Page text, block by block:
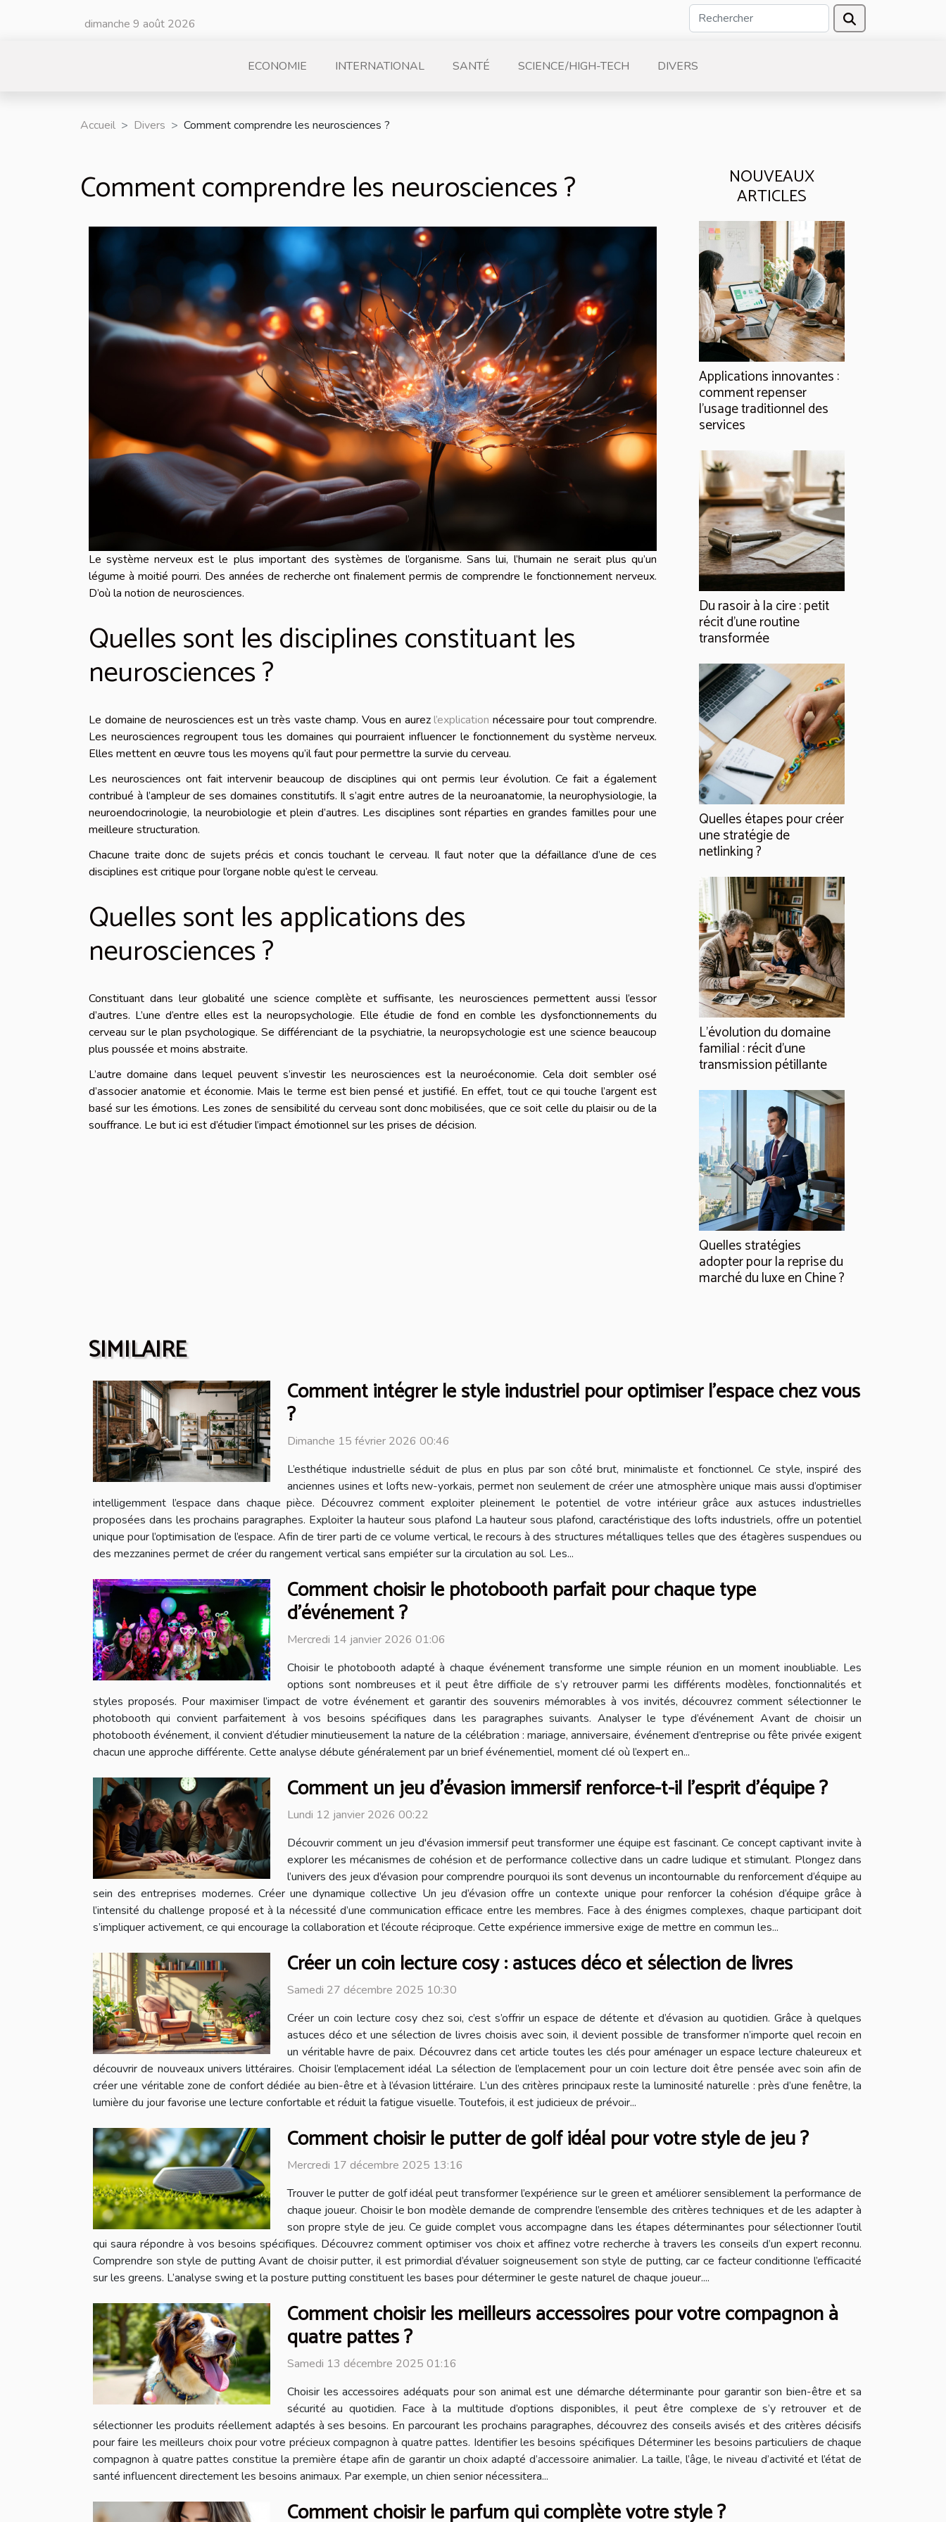
dimanche 9 août 2026
ECONOMIE INTERNATIONAL SANTÉ SCIENCE/HIGH-TECH DIVERS
Accueil Divers Comment comprendre les neurosciences ?
Comment comprendre les neurosciences ?
Le système nerveux est le plus important des systèmes de l’organisme. Sans lui, l’humain ne serait plus qu’un
légume à moitié pourri. Des années de recherche ont finalement permis de comprendre le fonctionnement nerveux.
D’où la notion de neurosciences.
Quelles sont les disciplines constituant les
neurosciences ?
Le domaine de neurosciences est un très vaste champ. Vous en aurezl’explication nécessaire pour tout comprendre.
Les neurosciences regroupent tous les domaines qui pourraient influencer le fonctionnement du système nerveux.
Elles mettent en œuvre tous les moyens qu’il faut pour permettre la survie du cerveau.
Les neurosciences ont fait intervenir beaucoup de disciplines qui ont permis leur évolution. Ce fait a également
contribué à l’ampleur de ses domaines constitutifs. Il s’agit entre autres de la neuroanatomie, la neurophysiologie, la
neuroendocrinologie, la neurobiologie et plein d’autres. Les disciplines sont réparties en grandes familles pour une
meilleure structuration.
Chacune traite donc de sujets précis et concis touchant le cerveau. Il faut noter que la défaillance d’une de ces
disciplines est critique pour l’organe noble qu’est le cerveau.
Quelles sont les applications des
neurosciences ?
Constituant dans leur globalité une science complète et suffisante, les neurosciences permettent aussi l’essor
d’autres. L’une d’entre elles est la neuropsychologie. Elle étudie de fond en comble les dysfonctionnements du
cerveau sur le plan psychologique. Se différenciant de la psychiatrie, la neuropsychologie est une science beaucoup
plus poussée et moins abstraite.
L’autre domaine dans lequel peuvent s’investir les neurosciences est la neuroéconomie. Cela doit sembler osé
d’associer anatomie et économie. Mais le terme est bien pensé et justifié. En effet, tout ce qui touche l’argent est
basé sur les émotions. Les zones de sensibilité du cerveau sont donc mobilisées, que ce soit celle du plaisir ou de la
souffrance. Le but ici est d’étudier l’impact émotionnel sur les prises de décision.
NOUVEAUX
ARTICLES
Applications innovantes :
comment repenser
l’usage traditionnel des
services
Du rasoir à la cire : petit
récit d’une routine
transformée
Quelles étapes pour créer
une stratégie de
netlinking ?
L’évolution du domaine
familial : récit d’une
transmission pétillante
Quelles stratégies
adopter pour la reprise du
marché du luxe en Chine ?
SIMILAIRE
Comment intégrer le style industriel pour optimiser l'espace chez vous
?
Dimanche 15 février 2026 00:46
L’esthétique industrielle séduit de plus en plus par son côté brut, minimaliste et fonctionnel. Ce style, inspiré des
anciennes usines et lofts new-yorkais, permet non seulement de créer une atmosphère unique mais aussi d’optimiser
intelligemment l’espace dans chaque pièce. Découvrez comment exploiter pleinement le potentiel de votre intérieur grâce aux astuces industrielles
proposées dans les prochains paragraphes. Exploiter la hauteur sous plafond La hauteur sous plafond, caractéristique des lofts industriels, offre un potentiel
unique pour l’optimisation de l’espace. Afin de tirer parti de ce volume vertical, le recours à des structures métalliques telles que des étagères suspendues ou
des mezzanines permet de créer du rangement vertical sans empiéter sur la circulation au sol. Les...
Comment choisir le photobooth parfait pour chaque type
d'événement ?
Mercredi 14 janvier 2026 01:06
Choisir le photobooth adapté à chaque événement transforme une simple réunion en un moment inoubliable. Les
options sont nombreuses et il peut être difficile de s’y retrouver parmi les différents modèles, fonctionnalités et
styles proposés. Pour maximiser l’impact de votre événement et garantir des souvenirs mémorables à vos invités, découvrez comment sélectionner le
photobooth qui convient parfaitement à vos besoins spécifiques dans les paragraphes suivants. Analyser le type d’événement Avant de choisir un
photobooth événement, il convient d’étudier minutieusement la nature de la célébration : mariage, anniversaire, événement d’entreprise ou fête privée exigent
chacun une approche différente. Cette analyse débute généralement par un brief événementiel, moment clé où l’expert en...
Comment un jeu d'évasion immersif renforce-t-il l'esprit d'équipe ?
Lundi 12 janvier 2026 00:22
Découvrir comment un jeu d'évasion immersif peut transformer une équipe est fascinant. Ce concept captivant invite à
explorer les mécanismes de cohésion et de performance collective dans un cadre ludique et stimulant. Plongez dans
l’univers des jeux d’évasion pour comprendre pourquoi ils sont devenus un incontournable du renforcement d’équipe au
sein des entreprises modernes. Créer une dynamique collective Un jeu d’évasion offre un contexte unique pour renforcer la cohésion d’équipe grâce à
l’intensité du challenge proposé et à la nécessité d’une communication efficace entre les membres. Face à des énigmes complexes, chaque participant doit
s’impliquer activement, ce qui encourage la collaboration et l’écoute réciproque. Cette expérience immersive exige de mettre en commun les...
Créer un coin lecture cosy : astuces déco et sélection de livres
Samedi 27 décembre 2025 10:30
Créer un coin lecture cosy chez soi, c’est s’offrir un espace de détente et d’évasion au quotidien. Grâce à quelques
astuces déco et une sélection de livres choisis avec soin, il devient possible de transformer n’importe quel recoin en
un véritable havre de paix. Découvrez dans cet article toutes les clés pour aménager un espace lecture chaleureux et
découvrir de nouveaux univers littéraires. Choisir l’emplacement idéal La sélection de l’emplacement pour un coin lecture doit être pensée avec soin afin de
créer une véritable zone de confort dédiée au bien-être et à l’évasion littéraire. L’un des critères principaux reste la luminosité naturelle : près d’une fenêtre, la
lumière du jour favorise une lecture confortable et réduit la fatigue visuelle. Toutefois, il est judicieux de prévoir...
Comment choisir le putter de golf idéal pour votre style de jeu ?
Mercredi 17 décembre 2025 13:16
Trouver le putter de golf idéal peut transformer l’expérience sur le green et améliorer sensiblement la performance de
chaque joueur. Choisir le bon modèle demande de comprendre l’ensemble des critères techniques et de les adapter à
son propre style de jeu. Ce guide complet vous accompagne dans les étapes déterminantes pour sélectionner l’outil
qui saura répondre à vos besoins spécifiques. Découvrez comment optimiser vos choix et affinez votre recherche à travers les conseils d’un expert reconnu.
Comprendre son style de putting Avant de choisir putter, il est primordial d’évaluer soigneusement son style de putting, car ce facteur conditionne l’efficacité
sur les greens. L’analyse swing et la posture putting constituent les bases pour déterminer le geste naturel de chaque joueur....
Comment choisir les meilleurs accessoires pour votre compagnon à
quatre pattes ?
Samedi 13 décembre 2025 01:16
Choisir les accessoires adéquats pour son animal est une démarche déterminante pour garantir son bien-être et sa
sécurité au quotidien. Face à la multitude d’options disponibles, il peut être complexe de s’y retrouver et de
sélectionner les produits réellement adaptés à ses besoins. En parcourant les prochains paragraphes, découvrez des conseils avisés et des critères décisifs
pour faire les meilleurs choix pour votre précieux compagnon à quatre pattes. Identifier les besoins spécifiques Déterminer les besoins particuliers de chaque
compagnon à quatre pattes constitue la première étape afin de garantir un choix adapté d’accessoire animalier. La taille, l’âge, le niveau d’activité et l’état de
santé influencent directement les besoins animaux. Par exemple, un chien senior nécessitera...
Comment choisir le parfum qui complète votre style ?